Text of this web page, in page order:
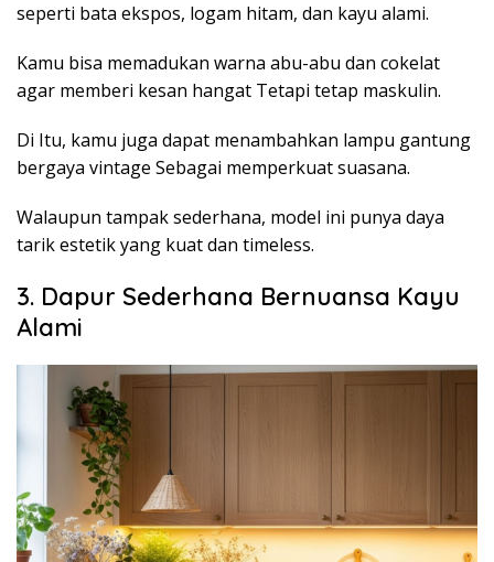
seperti bata ekspos, logam hitam, dan kayu alami.
Kamu bisa memadukan warna abu-abu dan cokelat
agar memberi kesan hangat Tetapi tetap maskulin.
Di Itu, kamu juga dapat menambahkan lampu gantung
bergaya vintage Sebagai memperkuat suasana.
Walaupun tampak sederhana, model ini punya daya
tarik estetik yang kuat dan timeless.
3. Dapur Sederhana Bernuansa Kayu
Alami